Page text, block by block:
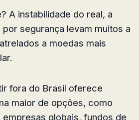
A instabilidade do real, a
segurança levam muitos a
a moedas mais
fora do Brasil oferece
maior de opções, como
globais, fundos de